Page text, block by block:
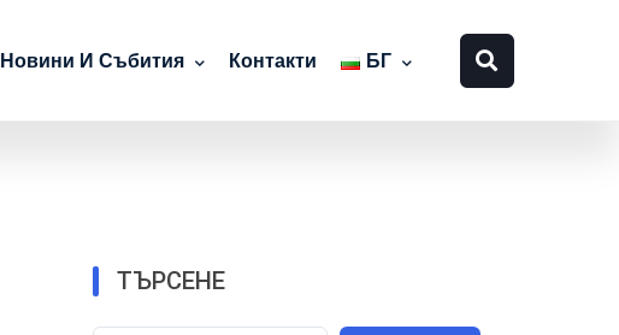
Новини И Събития Контакти БГ
ТЪРСЕНЕ